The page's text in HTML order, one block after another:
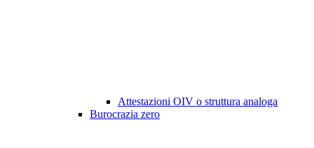
Attestazioni OIV o struttura analoga
Burocrazia zero